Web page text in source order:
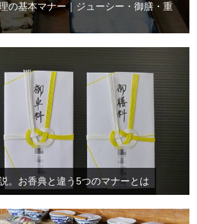
の基本マナー｜ジューシー・御膳・重
。お香典と違う5つのマナーとは